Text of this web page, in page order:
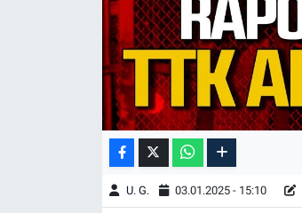
U. G. 03.01.2025 - 15:10